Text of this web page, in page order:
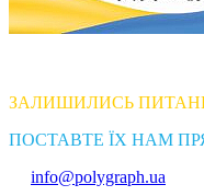
ЗАЛИШИЛИСЬ
ПОСТАВТЕ ЇХ НАМ
info@polygraph.ua